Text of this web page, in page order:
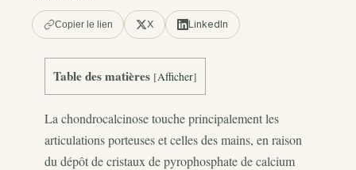
Copier le lien X LinkedIn
Table des matières [Afficher]
La chondrocalcinose touche principalement les
articulations porteuses et celles des mains, en raison
du dépôt de cristaux de pyrophosphate de calcium